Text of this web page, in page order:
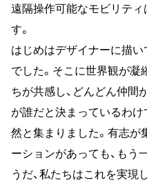
遠隔操作可能なモビリテ
す。
はじめはデザイナーに描
でした。そこに世界観が凝
ちが共感し、どんどん仲間
が誰だと決まっているわけ
然と集まりました。有志が
ーションがあっても、もう
うだ、私たちはこれを実現